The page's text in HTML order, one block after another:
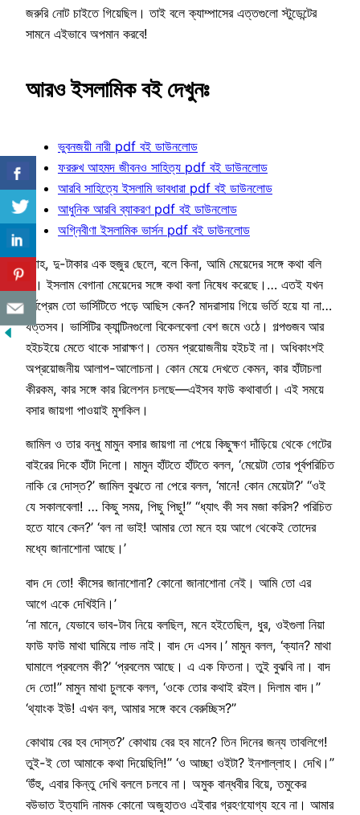
জরুরি নোট চাইতে গিয়েছিল। তাই বলে ক্যাম্পাসের এত্তগুলো স্টুডেন্টের
সামনে এইভাবে অপমান করবে!
আরও ইসলামিক বই দেখুনঃ
ভুবনজয়ী নারী pdf বই ডাউনলোড
ফররুখ আহমদ জীবনও সাহিত্য pdf বই ডাউনলোড
আরবি সাহিত্যে ইসলামি ভাবধারা pdf বই ডাউনলোড
আধুনিক আরবি ব্যাকরণ pdf বই ডাউনলোড
অগ্নিবীণা ইসলামিক ভার্সন pdf বই ডাউনলোড
হ্যাহ, দু-টাকার এক হুজুর ছেলে, বলে কিনা, আমি মেয়েদের সঙ্গে কথা বলি
না। ইসলাম বেগানা মেয়েদের সঙ্গে কথা বলা নিষেধ করেছে।… এতই যখন
ধর্মপ্রেম তো ভার্সিটিতে পড়ে আছিস কেন? মাদরাসায় গিয়ে ভর্তি হয়ে যা না…
যত্তসব। ভার্সিটির ক্যান্টিনগুলো বিকেলবেলা বেশ জমে ওঠে। গল্পগুজব আর
হইচইয়ে মেতে থাকে সারাক্ষণ। তেমন প্রয়োজনীয় হইচই না। অধিকাংশই
অপ্রয়োজনীয় আলাপ-আলোচনা। কোন মেয়ে দেখতে কেমন, কার হাঁটাচলা
কীরকম, কার সঙ্গে কার রিলেশন চলছে—এইসব ফাউ কথাবার্তা। এই সময়ে
বসার জায়গা পাওয়াই মুশকিল।
জামিল ও তার বন্ধু মামুন বসার জায়গা না পেয়ে কিছুক্ষণ দাঁড়িয়ে থেকে গেটের
বাইরের দিকে হাঁটা দিলো। মামুন হাঁটতে হাঁটতে বলল, ‘মেয়েটা তোর পূর্বপরিচিত
নাকি রে দোস্ত?’ জামিল বুঝতে না পেরে বলল, ‘মানে! কোন মেয়েটা?’ “ওই
যে সকালবেলা! … কিছু সময়, পিছু পিছু!” “ধ্যাৎ কী সব মজা করিস? পরিচিত
হতে যাবে কেন?’ ‘বল না ভাই! আমার তো মনে হয় আগে থেকেই তোদের
মধ্যে জানাশোনা আছে।’
বাদ দে তো! কীসের জানাশোনা? কোনো জানাশোনা নেই। আমি তো এর
আগে একে দেখিইনি।’
‘না মানে, যেভাবে ভাব-টাব নিয়ে বলছিল, মনে হইতেছিল, ধুর, ওইগুলা নিয়া
ফাউ ফাউ মাথা ঘামিয়ে লাভ নাই। বাদ দে এসব।’ মামুন বলল, ‘ক্যান? মাথা
ঘামালে প্রবলেম কী?’ ‘প্রবলেম আছে। এ এক ফিতনা। তুই বুঝবি না। বাদ
দে তো!” মামুন মাথা চুলকে বলল, ‘ওকে তোর কথাই রইল। দিলাম বাদ।”
‘থ্যাংক ইউ! এখন বল, আমার সঙ্গে কবে বেরুচ্ছিস?”
কোথায় বের হব দোস্ত?’ কোথায় বের হব মানে? তিন দিনের জন্য তাবলিগে!
তুই-ই তো আমাকে কথা দিয়েছিলি!” ‘ও আচ্ছা ওইটা? ইনশাল্লাহ। দেখি।”
‘উঁহু, এবার কিন্তু দেখি বললে চলবে না। অমুক বান্ধবীর বিয়ে, তমুকের
বউভাত ইত্যাদি নামক কোনো অজুহাতও এইবার গ্রহণযোগ্য হবে না। আমার